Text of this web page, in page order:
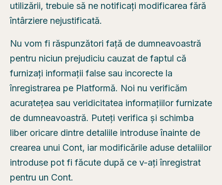
utilizării, trebuie să ne notificați modificarea fără
întârziere nejustificată.
Nu vom fi răspunzători față de dumneavoastră
pentru niciun prejudiciu cauzat de faptul că
furnizați informații false sau incorecte la
înregistrarea pe Platformă. Noi nu verificăm
acuratețea sau veridicitatea informațiilor furnizate
de dumneavoastră. Puteți verifica și schimba
liber oricare dintre detaliile introduse înainte de
crearea unui Cont, iar modificările aduse detaliilor
introduse pot fi făcute după ce v-ați înregistrat
pentru un Cont.